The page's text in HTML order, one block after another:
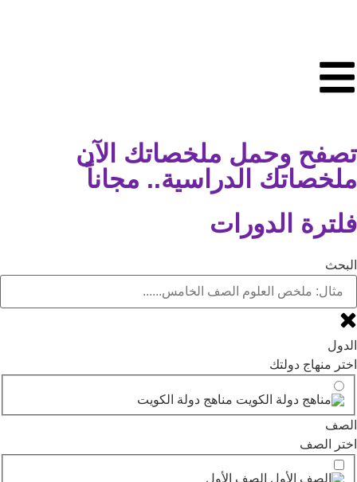
تصفح وحمل ملخصاتك الآن
ملخصاتك الدراسية.. مجاناً
فلترة الدورات
البحث
الدول
اختر منهاج دولتك
مناهج دولة الكويت
الصف
اختر الصف
الصف الأول